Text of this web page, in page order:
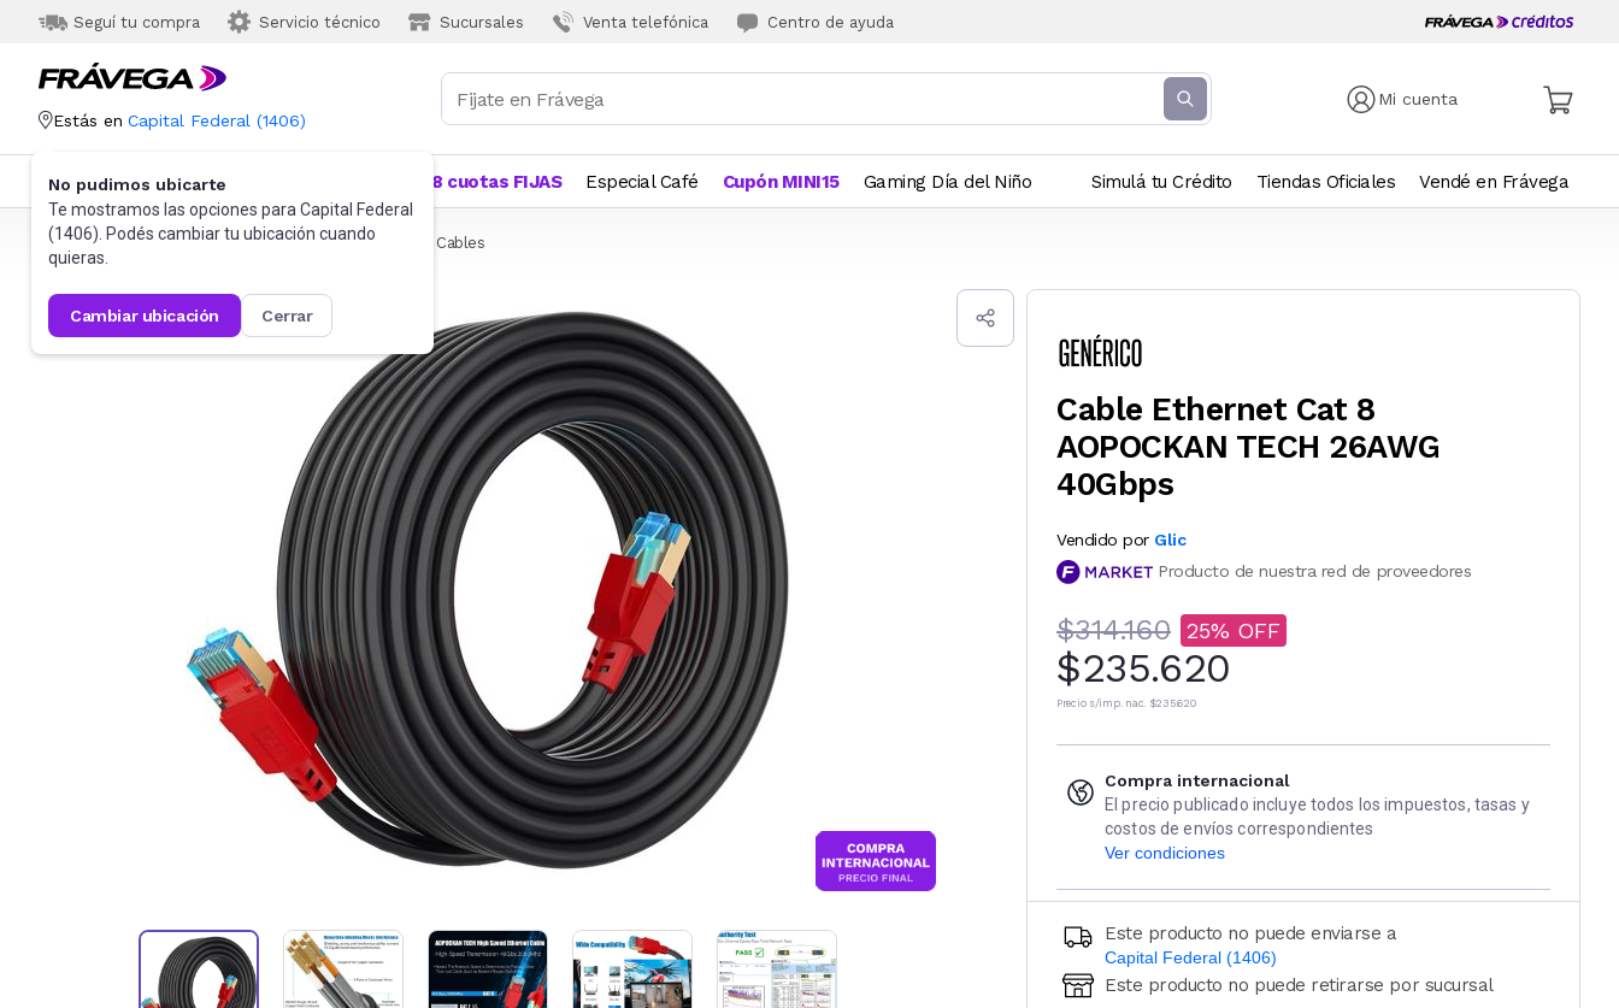
Seguí tu compra Servicio técnico Sucursales Venta telefónica Centro de ayuda
Mi cuenta
Estás en Capital Federal (1406)
No pudimos ubicarte
Te mostramos las opciones para Capital Federal
(1406). Podés cambiar tu ubicación cuando
quieras.
cambiar ubicación cerrar
Categorías Más Vendidos 18 cuotas FIJAS Especial Café Cupón MINI15 Gaming Día del Niño Simulá tu Crédito Tiendas Oficiales Vendé en Frávega
Frávega Informática Accesorios de Informática Cables
Cable Ethernet Cat 8
AOPOCKAN TECH 26AWG
40Gbps
Vendido por Glic
Producto de nuestra red de proveedores
$314.160 25
$235.620
Precio s/imp. nac. $235.620
Compra internacional
El precio publicado incluye todos los impuestos, tasas y
costos de envíos correspondientes
Ver condiciones
Este producto no puede enviarse a
Capital Federal (1406)
Ingresá código postal (sólo números)
Este producto no puede retirarse por sucursal